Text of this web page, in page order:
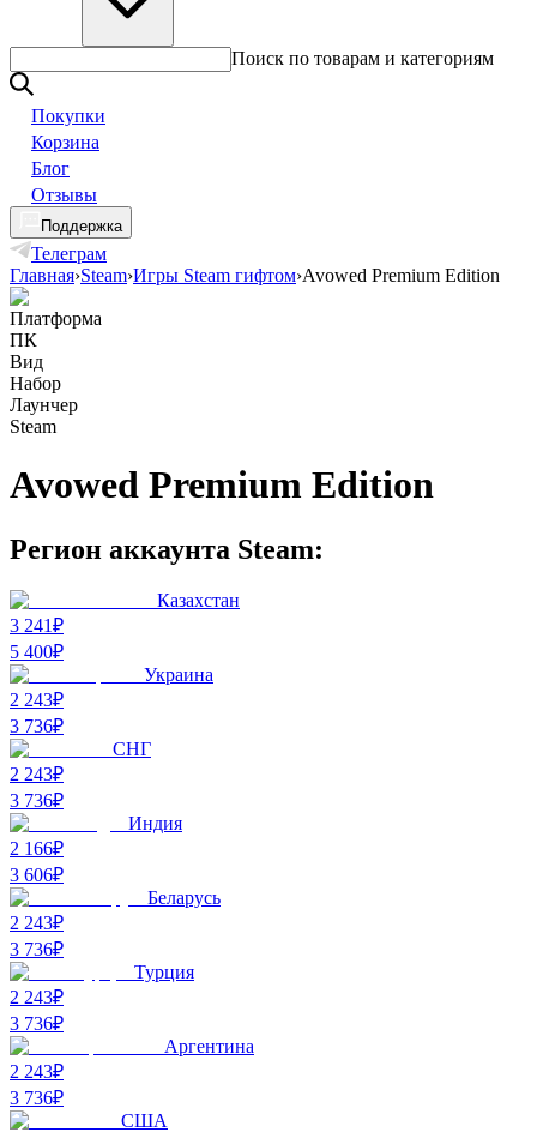
Поиск по товарам и категориям
Покупки
Корзина
Блог
Отзывы
Поддержка
Телеграм
Главная›Steam›Игры Steam гифтом›Avowed Premium Edition
Платформа
ПК
Вид
Набор
Лаунчер
Steam
Avowed Premium Edition
Регион аккаунта Steam:
Казахстан
3 241₽
5 400₽
Украина
2 243₽
3 736₽
СНГ
2 243₽
3 736₽
Индия
2 166₽
3 606₽
Беларусь
2 243₽
3 736₽
Турция
2 243₽
3 736₽
Аргентина
2 243₽
3 736₽
США